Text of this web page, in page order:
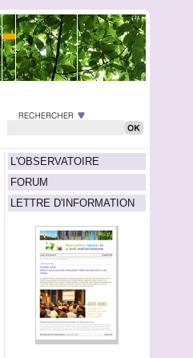
L'OBSERVATOIRE
FORUM
LETTRE D'INFORMATION